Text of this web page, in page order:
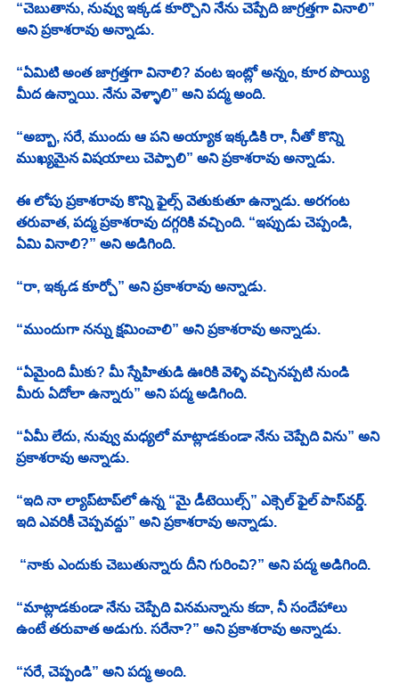
“చెబుతాను, నువ్వు ఇక్కడ కూర్చొని నేను చెప్పేది జాగ్రత్తగా వినాలి”
అని ప్రకాశరావు అన్నాడు.
“ఏమిటి అంత జాగ్రత్తగా వినాలి? వంట ఇంట్లో అన్నం, కూర పొయ్యి
మీద ఉన్నాయి. నేను వెళ్ళాలి” అని పద్మ అంది.
“అబ్బా, సరే, ముందు ఆ పని అయ్యాక ఇక్కడికి రా, నీతో కొన్ని
ముఖ్యమైన విషయాలు చెప్పాలి” అని ప్రకాశరావు అన్నాడు.
ఈ లోపు ప్రకాశరావు కొన్ని ఫైల్స్ వెతుకుతూ ఉన్నాడు. అరగంట
తరువాత, పద్మ ప్రకాశరావు దగ్గరికి వచ్చింది. “ఇప్పుడు చెప్పండి,
ఏమి వినాలి?” అని అడిగింది.
“రా, ఇక్కడ కూర్చో” అని ప్రకాశరావు అన్నాడు.
“ముందుగా నన్ను క్షమించాలి” అని ప్రకాశరావు అన్నాడు.
“ఏమైంది మీకు? మీ స్నేహితుడి ఊరికి వెళ్ళి వచ్చినప్పటి నుండి
మీరు ఏదోలా ఉన్నారు” అని పద్మ అడిగింది.
“ఏమీ లేదు, నువ్వు మధ్యలో మాట్లాడకుండా నేను చెప్పేది విను” అని
ప్రకాశరావు అన్నాడు.
“ఇది నా ల్యాప్‌టాప్‌లో ఉన్న “మై డీటెయిల్స్” ఎక్సెల్ ఫైల్ పాస్‌వర్డ్.
ఇది ఎవరికీ చెప్పవద్దు” అని ప్రకాశరావు అన్నాడు.
“నాకు ఎందుకు చెబుతున్నారు దీని గురించి?” అని పద్మ అడిగింది.
“మాట్లాడకుండా నేను చెప్పేది వినమన్నాను కదా, నీ సందేహాలు
ఉంటే తరువాత అడుగు. సరేనా?” అని ప్రకాశరావు అన్నాడు.
“సరే, చెప్పండి” అని పద్మ అంది.